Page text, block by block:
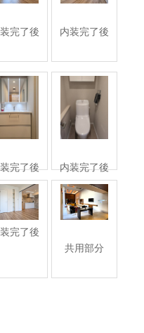
完了後 内装完了後
完了後 内装完了後
完了後
共用部分